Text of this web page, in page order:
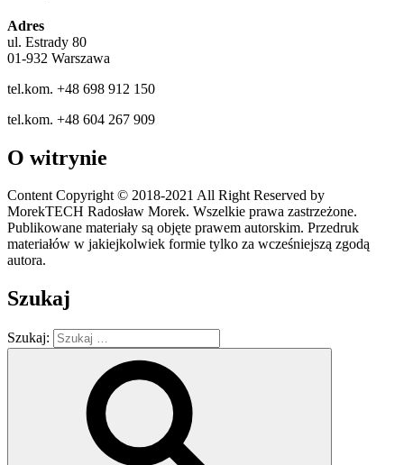
Adres
ul. Estrady 80
01-932 Warszawa
tel.kom. +48 698 912 150
tel.kom. +48 604 267 909
O witrynie
Content Copyright © 2018-2021 All Right Reserved by
MorekTECH Radosław Morek. Wszelkie prawa zastrzeżone.
Publikowane materiały są objęte prawem autorskim. Przedruk
materiałów w jakiejkolwiek formie tylko za wcześniejszą zgodą
autora.
Szukaj
Szukaj: